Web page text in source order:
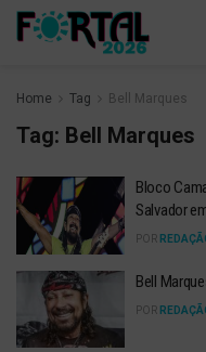
Home Tag Bell Marques
Tag: Bell Marques
Bloco
Salvador
POR
Bell
POR